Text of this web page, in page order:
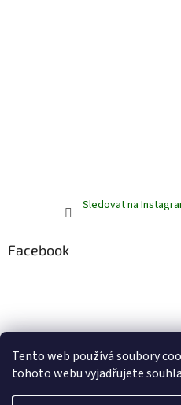
Tento web používá soubory
tohoto webu vyjadřujete
Sledovat na
Facebook